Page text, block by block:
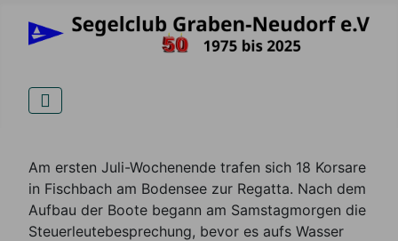
Details
Am ersten Juli-Wochenende trafen sich 18 Korsare
in Fischbach am Bodensee zur Regatta. Nach dem
Aufbau der Boote begann am Samstagmorgen die
Steuerleutebesprechung, bevor es aufs Wasser